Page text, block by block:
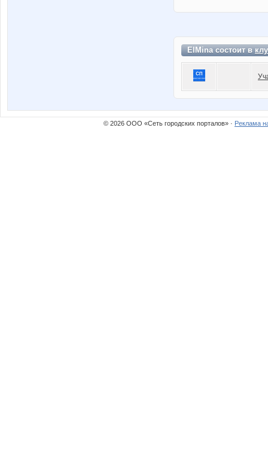
ElMina состоит в
© 2026 ООО «Сеть городских порталов» · Реклама